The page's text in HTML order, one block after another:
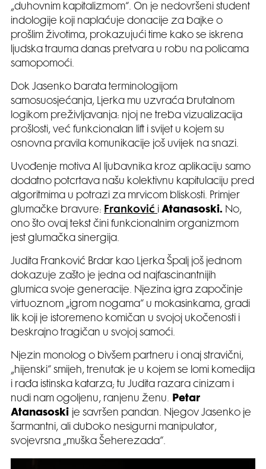
„duhovnim kapitalizmom“. On je nedovršeni student
indologije koji naplaćuje donacije za bajke o
prošlim životima, prokazujući time kako se iskrena
ljudska trauma danas pretvara u robu na policama
samopomoći.
Dok Jasenko barata terminologijom
samosuosjećanja, Ljerka mu uzvraća brutalnom
logikom preživljavanja: njoj ne treba vizualizacija
prošlosti, već funkcionalan lift i svijet u kojem su
osnovna pravila komunikacije još uvijek na snazi.
Uvođenje motiva AI ljubavnika kroz aplikaciju samo
dodatno potcrtava našu kolektivnu kapitulaciju pred
algoritmima u potrazi za mrvicom bliskosti. Primjer
glumačke bravure: Franković i Atanasoski. No,
ono što ovaj tekst čini funkcionalnim organizmom
jest glumačka sinergija.
Judita Franković Brdar kao Ljerka Špalj još jednom
dokazuje zašto je jedna od najfascinantnijih
glumica svoje generacije. Njezina igra započinje
virtuoznom „igrom nogama“ u mokasinkama, gradi
lik koji je istoremeno komičan u svojoj ukočenosti i
beskrajno tragičan u svojoj samoći.
Njezin monolog o bivšem partneru i onaj stravični,
„hijenski“ smijeh, trenutak je u kojem se lomi komedija
i rađa istinska katarza; tu Judita razara cinizam i
nudi nam ogoljenu, ranjenu ženu. Petar
Atanasoski je savršen pandan. Njegov Jasenko je
šarmantni, ali duboko nesigurni manipulator,
svojevrsna „muška Šeherezada“.